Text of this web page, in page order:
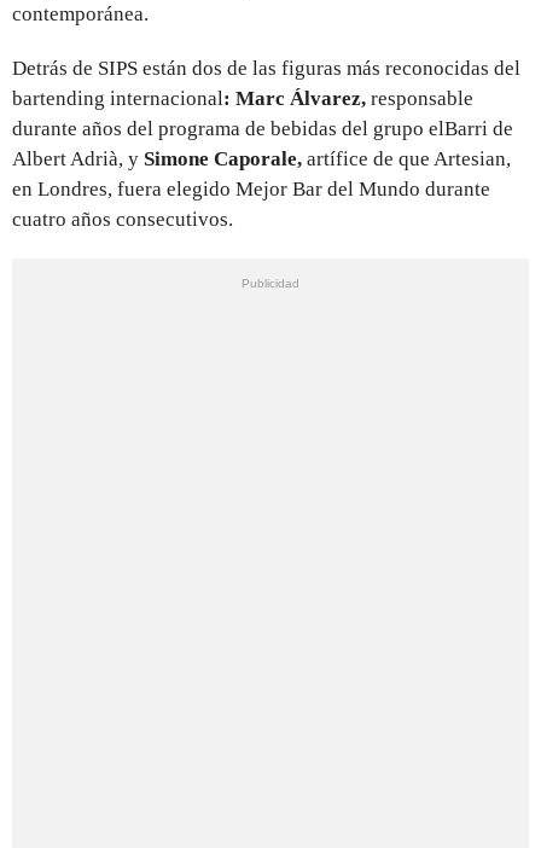
contemporánea.
Detrás de SIPS están dos de las figuras más reconocidas del
bartending internacional: Marc Álvarez, responsable
durante años del programa de bebidas del grupo elBarri de
Albert Adrià, y Simone Caporale, artífice de que Artesian,
en Londres, fuera elegido Mejor Bar del Mundo durante
cuatro años consecutivos.